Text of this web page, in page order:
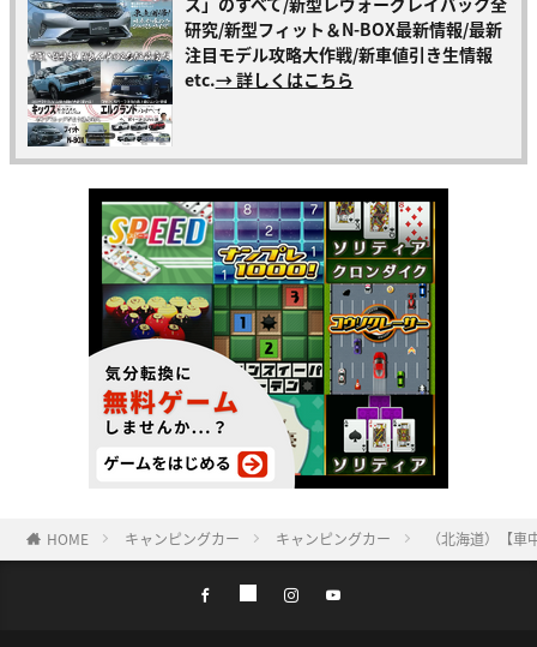
研究/新型フィット＆N-BOX最新情報/最新
注目モデル攻略大作戦/新車値引き生情報
etc.→ 詳しくはこちら
HOME キャンピングカー キャンピングカー （北海道）【